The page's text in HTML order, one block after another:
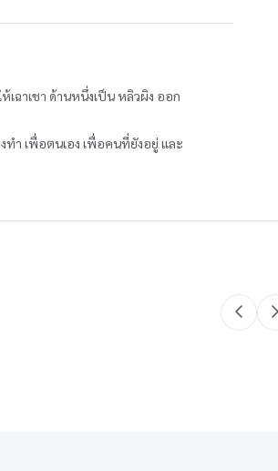
ฉาเชา ด้านหนึ่งเป็น หลิวผิง ออก
ทำ เพื่อตนเอง เพื่อคนที่ยังอยู่ และ